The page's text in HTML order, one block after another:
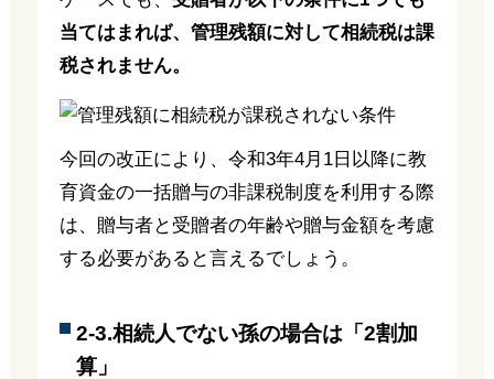
当てはまれば、管理残額に対して相続税は課
税されません。
今回の改正により、令和3年4月1日以降に教
育資金の一括贈与の非課税制度を利用する際
は、贈与者と受贈者の年齢や贈与金額を考慮
する必要があると言えるでしょう。
2-3.相続人でない孫の場合は「2割加
算」